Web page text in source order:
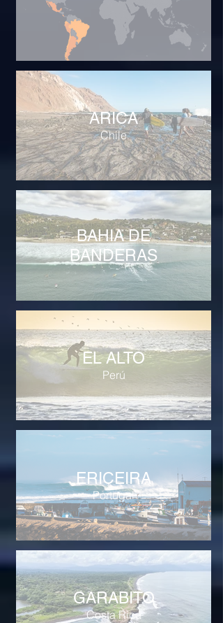
ARICA
Chile
BAHIA DE
BANDERAS
EL ALTO
Perú
ERICEIRA
Portugal
GARABITO
Costa Rica